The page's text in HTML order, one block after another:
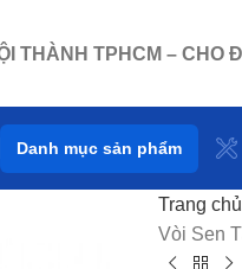
THÀNH TPHCM –
Danh mục sản phẩm
Trang chủ
Vòi Sen